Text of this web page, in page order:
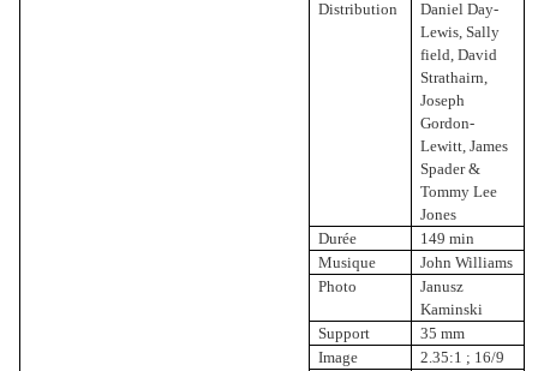
Distribution
Daniel Day-
Lewis, Sally
field, David
Strathairn,
Joseph
Gordon-
Lewitt, James
Spader &
Tommy Lee
Jones
Durée
149 min
Musique
John Williams
Photo
Janusz
Kaminski
Support
35 mm
Image
2.35:1 ; 16/9